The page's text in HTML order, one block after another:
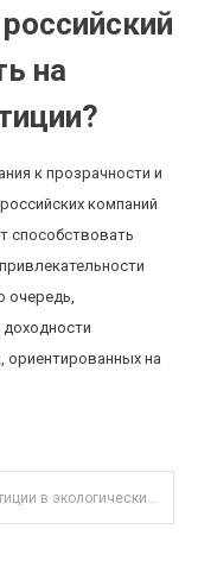
на
к прозрачности и
компаний
способствовать
очередь,
ориентированных на
Инвестиции в экологические проекты: как начать и что важно учитывать новичкам